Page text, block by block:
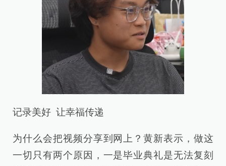
记录美好 让幸福传递
为什么会把视频分享到网上？黄新表示，做这
一切只有两个原因，一是毕业典礼是无法复刻